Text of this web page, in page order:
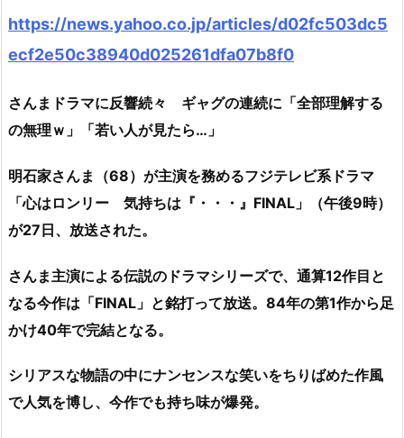
https://news.yahoo.co.jp/articles/d02fc503dc5
ecf2e50c38940d025261dfa07b8f0
さんまドラマに反響続々 ギャグの連続に「全部理解する
の無理ｗ」「若い人が見たら…」
明石家さんま（68）が主演を務めるフジテレビ系ドラマ
「心はロンリー 気持ちは『・・・』FINAL」（午後9時）
が27日、放送された。
さんま主演による伝説のドラマシリーズで、通算12作目と
なる今作は「FINAL」と銘打って放送。84年の第1作から足
かけ40年で完結となる。
シリアスな物語の中にナンセンスな笑いをちりばめた作風
で人気を博し、今作でも持ち味が爆発。